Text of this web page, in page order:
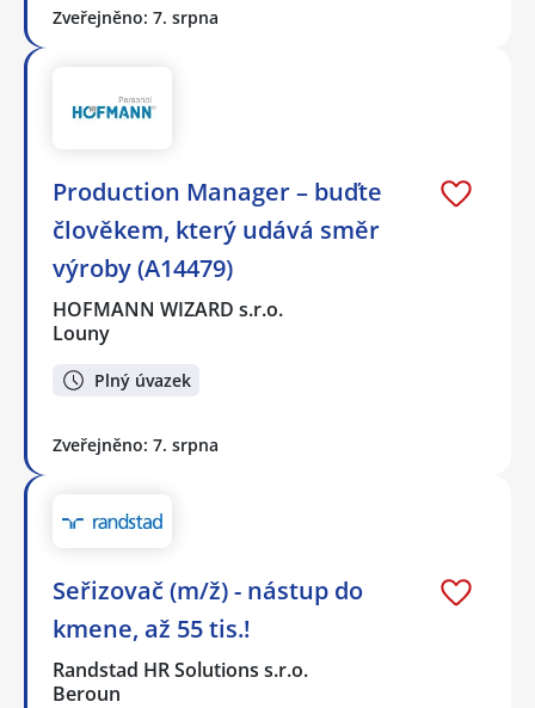
Zveřejněno: 7. srpna
Production Manager – buďte
člověkem, který udává směr
výroby (A14479)
HOFMANN WIZARD s.r.o.
Louny
Plný úvazek
Zveřejněno: 7. srpna
Seřizovač (m/ž) - nástup do
kmene, až 55 tis.!
Randstad HR Solutions s.r.o.
Beroun